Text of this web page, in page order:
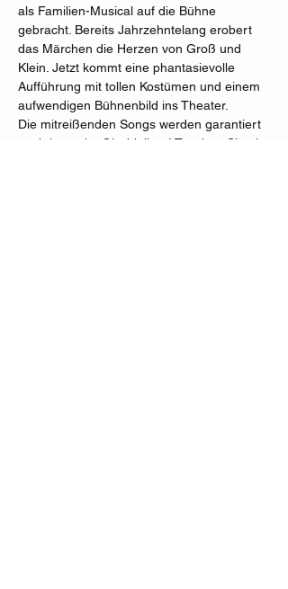
als Familien-Musical auf die Bühne
gebracht. Bereits Jahrzehntelang erobert
das Märchen die Herzen von Groß und
Klein. Jetzt kommt eine phantasievolle
Aufführung mit tollen Kostümen und einem
aufwendigen Bühnenbild ins Theater.
Die mitreißenden Songs werden garantiert
noch lange im Ohr bleiben! Tauchen Sie ein